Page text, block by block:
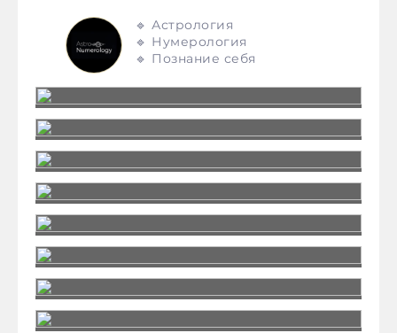
🔹 Астрология
🔹 Нумерология
🔹 Познание себя